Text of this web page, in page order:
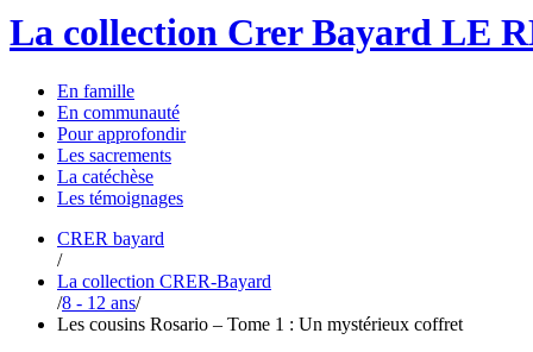
La collection Crer Bayard LE
En famille
En communauté
Pourapprofondir
Les sacrements
La catéchèse
Les témoignages
CRER bayard
/
La collection CRER-Bayard
/8 - 12 ans/
Les cousins Rosario – Tome 1 : Un mystérieux coffret